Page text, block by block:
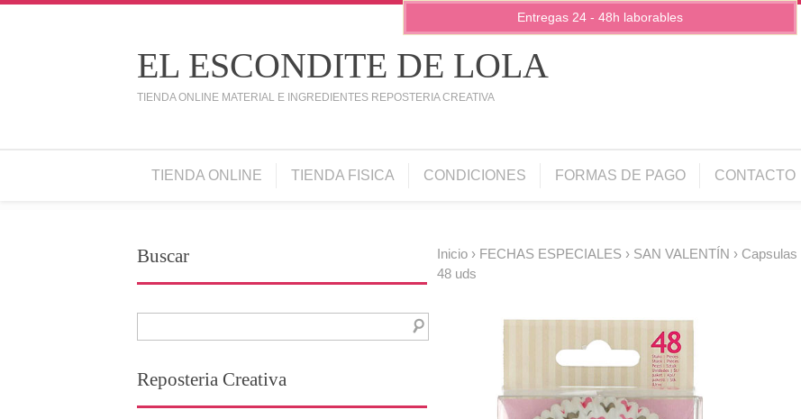
EL ESCONDITE DE LOLA
TIENDA ONLINE MATERIAL E INGREDIENTES REPOSTERIA CREATIVA
TIENDA ONLINE TIENDA FISICA CONDICIONES FORMAS DE PAGO CONTACTO
Inicio› FECHAS ESPECIALES› SAN VALENTÍN › Capsulas
48 uds
Buscar
Reposteria Creativa
Entregas 24 - 48h laborables